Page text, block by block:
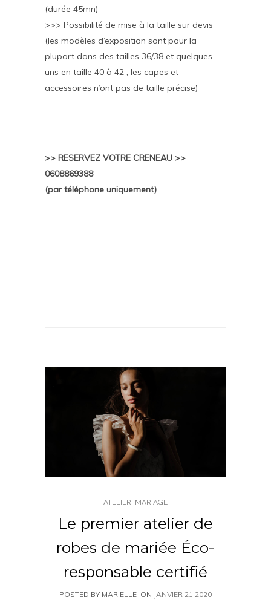
(durée 45mn)
>>> Possibilité de mise à la taille sur devis
(les modèles d’exposition sont pour la
plupart dans des tailles 36/38 et quelques-
uns en taille 40 à 42 ; les capes et
accessoires n’ont pas de taille précise)
>> RESERVEZ VOTRE CRENEAU >>
0608869388
(par téléphone uniquement)
ATELIER, MARIAGE
Le premier atelier de
robes de mariée Éco-
responsable certifié
POSTED BY MARIELLE ON JANVIER 21,2020